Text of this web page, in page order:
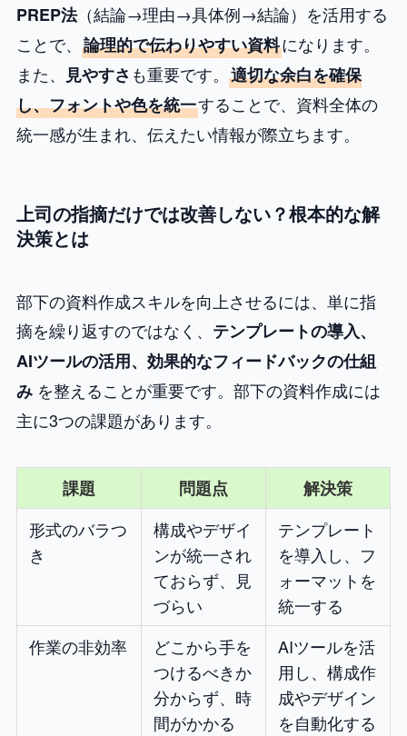
PREP法（結論→理由→具体例→結論）を活用する
ことで、 論理的で伝わりやすい資料になります。
また、
見やすさ も重要です。 適切な余白を確保
し、フォントや色を統一することで、資料全体の
統一感が生まれ、伝えたい情報が際立ちます。
上司の指摘だけでは改善しない？根本的な解
決策とは
部下の資料作成スキルを向上させるには、単に指
摘を繰り返すのではなく、 テンプレートの導入、
AIツールの活用、効果的なフィードバックの仕組
みを整えることが重要です。部下の資料作成には
主に3つの課題があります。
課題 問題点
解決策
形式のバラつ
き
構成やデザイ
ンが統一され
ておらず、見
づらい
テンプレート
を導入し、フ
ォーマットを
統一する
作業の非効率
どこから手を
つけるべきか
分からず、時
間がかかる
AIツールを活
用し、構成作
成やデザイン
を自動化する